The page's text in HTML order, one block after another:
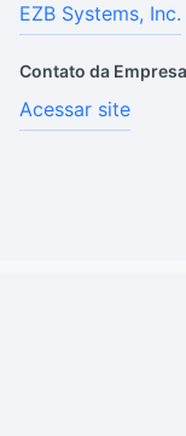
EZB Systems, Inc.
Contato da Empresa
Acessar site